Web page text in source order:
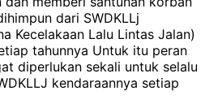
dari SWDKLLj
Kecelakaan Lalu Lintas Jalan)
tahunnya Untuk itu peran
diperlukan sekali untuk selalu
kendaraannya setiap